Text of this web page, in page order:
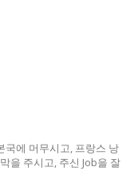
국에 머무시고, 프랑스 낭
을 주시고, 주신 Job을 잘